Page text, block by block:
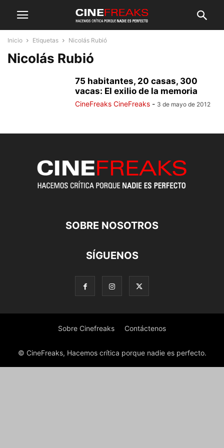
Inicio Etiquetas Nicolás Rubió
Nicolás Rubió
75 habitantes, 20 casas, 300
vacas: El exilio de la memoria
CineFreaks CineFreaks - 3 de mayo de 2012
SOBRE NOSOTROS
SÍGUENOS
Sobre Cinefreaks Contáctenos
© CineFreaks, Hacemos crítica porque nadie es perfecto.